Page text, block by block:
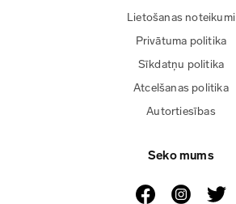
Lietošanas noteikumi
Privātuma politika
Sīkdatņu politika
Atcelšanas politika
Autortiesības
Seko mums